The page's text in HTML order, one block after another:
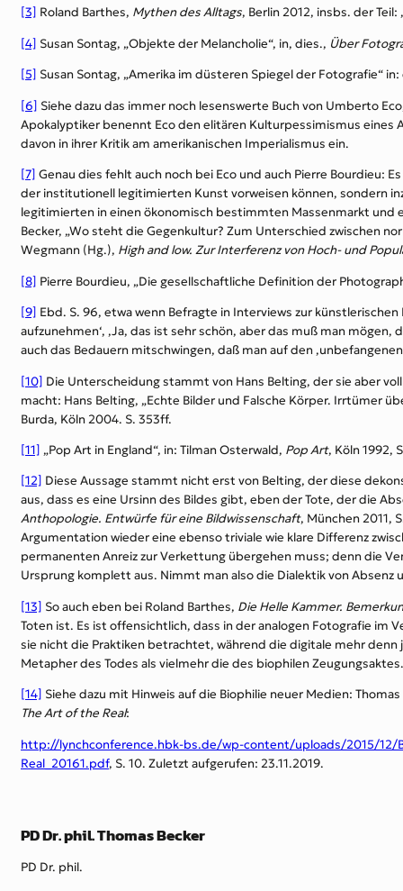
[3] Roland Barthes, Mythen des Alltags, Berlin 2012, insbs. der
[4] Susan Sontag, „Objekte der Melancholie“, in, dies., Über
[5] Susan Sontag, „Amerika im düsteren Spiegel der Fotografie“ in:
[6] Siehe dazu das immer noch lesenswerte Buch von Umberto
Apokalyptiker benennt Eco den elitären Kulturpessimismus eines
davon in ihrer Kritik am amerikanischen Imperialismus ein.
[7] Genau dies fehlt auch noch bei Eco und auch Pierre Bourdieu:
der institutionell legitimierten Kunst vorweisen können, sondern
legitimierten in einen ökonomisch bestimmten Massenmarkt und
Becker, „Wo steht die Gegenkultur? Zum Unterschied zwischen
Wegmann (Hg.), High and low. Zur Interferenz von Hoch- und
[8] Pierre Bourdieu, „Die gesellschaftliche Definition der
[9] Ebd. S. 96, etwa wenn Befragte in Interviews zur
aufzunehmen‘, ‚Ja, das ist sehr schön, aber das muß man
auch das Bedauern mitschwingen, daß man auf den
[10] Die Unterscheidung stammt von Hans Belting, der sie aber
macht: Hans Belting, „Echte Bilder und Falsche Körper. Irrtümer
Burda, Köln 2004. S. 353ff.
[11] „Pop Art in England“, in: Tilman Osterwald, Pop Art, Köln 1992,
[12] Diese Aussage stammt nicht erst von Belting, der diese
aus, dass es eine Ursinn des Bildes gibt, eben der Tote, der die
Anthopologie. Entwürfe für eine Bildwissenschaft, München 2011,
Argumentation wieder eine ebenso triviale wie klare Differenz
permanenten Anreiz zur Verkettung übergehen muss; denn die
Ursprung komplett aus. Nimmt man also die Dialektik von Absenz
[13] So auch eben bei Roland Barthes, Die Helle Kammer.
Toten ist. Es ist offensichtlich, dass in der analogen Fotografie im
sie nicht die Praktiken betrachtet, während die digitale mehr denn
Metapher des Todes als vielmehr die des biophilen Zeugungsaktes.
[14] Siehe dazu mit Hinweis auf die Biophilie neuer Medien:
The Art of the Real:
http://lynchconference.hbk-bs.de/wp-content/uploads/2015/12/
Real_20161.pdf, S. 10. Zuletzt aufgerufen: 23.11.2019.
PD Dr. phil. Thomas Becker
PD Dr. phil.